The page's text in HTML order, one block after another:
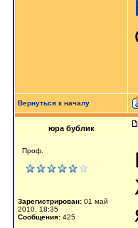
Вернуться к началу
юра бублик
Проф.
Зарегистрирован: 01 май
2010, 18:35
Сообщения: 425